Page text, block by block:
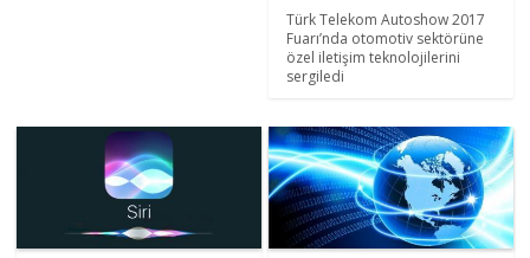
Türk Telekom Autoshow 2017
Fuarı’nda otomotiv sektörüne
özel iletişim teknolojilerini
sergiledi